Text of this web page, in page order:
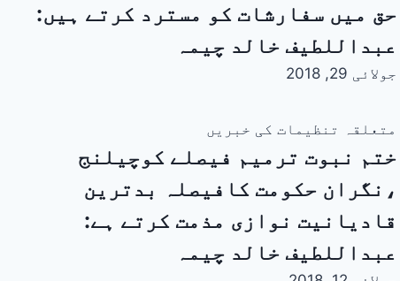
حق میں سفارشات کو مسترد کرتے ہیں:
عبداللطیف خالد چیمہ
جولائی 29, 2018
متعلقہ تنظیمات کی خبریں
ختم نبوت ترمیم فیصلے کوچیلنج
،نگران حکومت کافیصلہ بدترین
قادیانیت نوازی مذمت کرتے ہے:
عبداللطیف خالد چیمہ